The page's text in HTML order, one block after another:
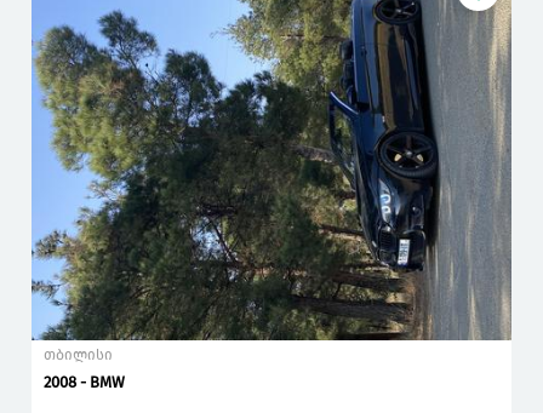
თბილისი
2008 - BMW